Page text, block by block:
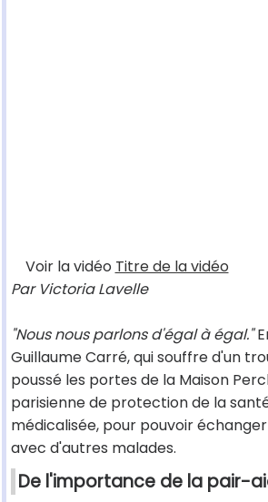
Voir la vidéo Titre de la vidéo
Par Victoria Lavelle
"Nous nous parlons d'égal à égal."
Guillaume Carré, qui souffre d'un
poussé les portes de la Maison
parisienne de protection de la
médicalisée, pour pouvoir
avec d'autres malades.
De l'importance de la pair-